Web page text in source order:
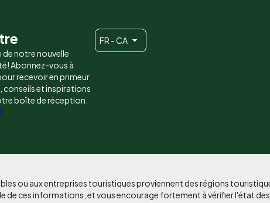
de notre nouvelle
Abonnez-vous à
recevoir en primeur
conseils et inspirations
boîte de réception.
FR - CA
ou aux entreprises touristiques proviennent des régions
de ces informations, et vous encourage fortement à vérifier l'état